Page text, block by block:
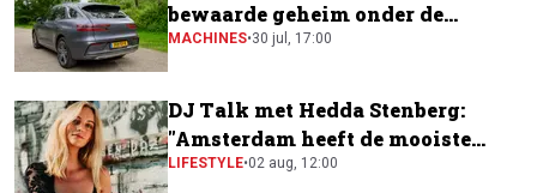
bewaarde geheim onder de
elektrische SUV's?
MACHINES•30 jul, 17:00
DJ Talk met Hedda Stenberg:
"Amsterdam heeft de mooiste
festivalscene van Europa"
LIFESTYLE•02 aug, 12:00